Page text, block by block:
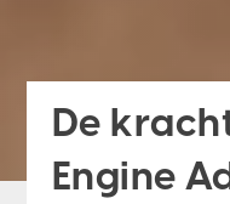
De
Engine